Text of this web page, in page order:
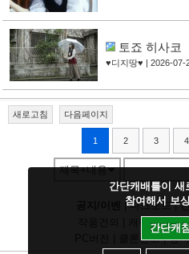
토죠 히사코
♥디지땅♥ | 2026-07-
새로고침 다음페이지
1 2 3 4
제목+내용
|다크모드|
캐릭건의|
클론신고|정
간단캐배틀이 새
참여해서 보
간단캐